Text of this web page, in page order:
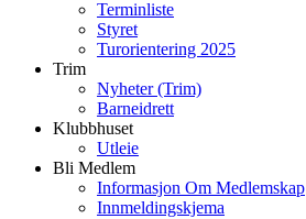
Terminliste
Styret
Turorientering 2025
Trim
Nyheter (Trim)
Barneidrett
Klubbhuset
Utleie
Bli Medlem
Informasjon Om Medlemskap
Innmeldingskjema